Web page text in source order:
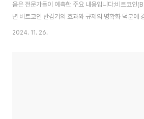
음은 전문가들이 예측한 주요 내용입니다:비트코인
년 비트코인 반감기의 효과와 규제의 명확화 덕분에
부 전문가들은 비트코인 가격이 10만~50만 달러에
【7†source】.알트코인 및 신기술:리플(XRP), 이더
등 주요 알트코인의 ETF 승인이 확대될 가능성이 있
장은 시장 다각화를 촉진할 것입니다【10†source】
2024. 11. 26.